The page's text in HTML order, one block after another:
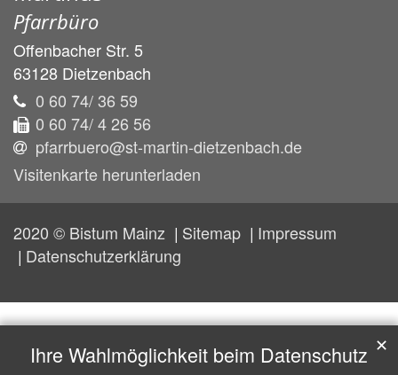
Pfarrbüro
Offenbacher Str. 5
63128 Dietzenbach
0 60 74/ 36 59
0 60 74/ 4 26 56
pfarrbuero@st-martin-dietzenbach.de
Visitenkarte herunterladen
2020 © Bistum Mainz Sitemap
Impressum
Datenschutzerklärung
Ihre Wahlmöglichkeit beim Datenschutz ✕